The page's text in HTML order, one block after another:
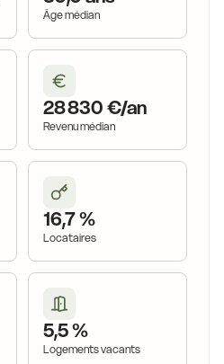
16,2 €
14,8 €
15,7 €
14,7 €
Âge médian
28 830 €/an
Revenu médian
16,7 %
Locataires
5,5 %
Logements vacants